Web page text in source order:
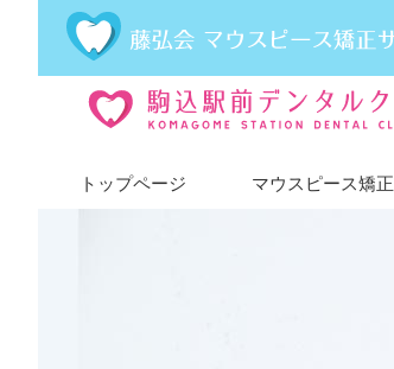
トップページ マウスピース矯正